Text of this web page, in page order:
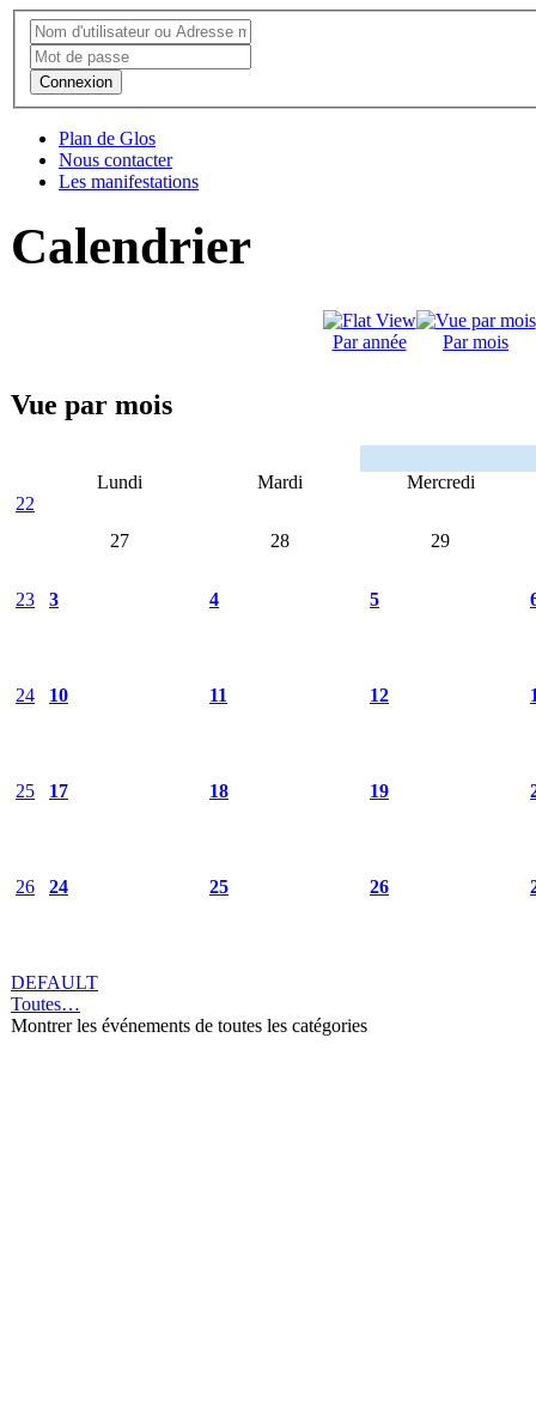
Connexion
Plan de Glos
Nous contacter
Les manifestations
Calendrier
Par année Par mois
Vue par mois
Lundi Mardi
Mercredi
22
27
28 29
23 3 4 5
24 10 11 12
25 17 18 19
26 24 25 26
DEFAULT
Toutes…
Montrer les événements de toutes les catégories